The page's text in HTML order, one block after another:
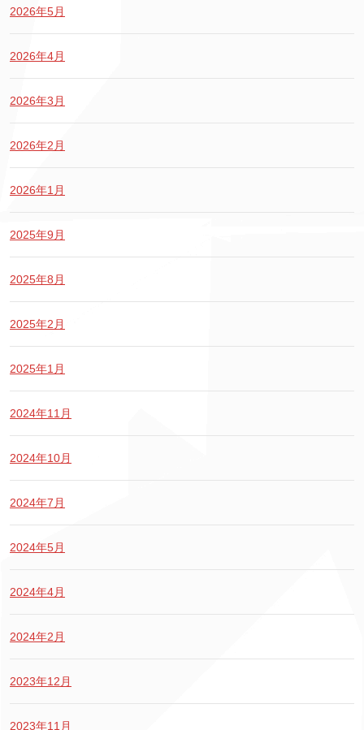
2026年5月
2026年4月
2026年3月
2026年2月
2026年1月
2025年9月
2025年8月
2025年2月
2025年1月
2024年11月
2024年10月
2024年7月
2024年5月
2024年4月
2024年2月
2023年12月
2023年11月